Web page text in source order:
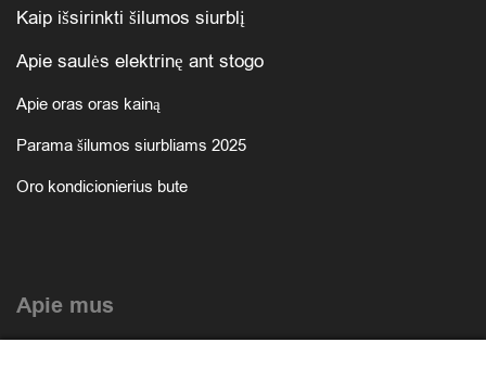
Kaip išsirinkti šilumos siurblį
Apie saulės elektrinę ant stogo
Apie oras oras kainą
Parama šilumos siurbliams 2025
Oro kondicionierius bute
Apie mus